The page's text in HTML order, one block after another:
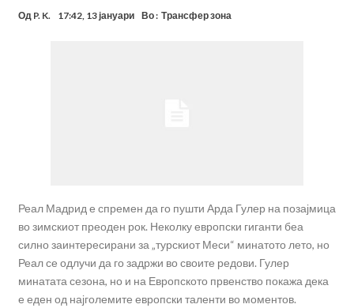
Од P. K. 17:42, 13 јануари Во : Трансфер зона
Реал Мадрид е спремен да го пушти Арда Гулер на позајмица
во зимскиот преоден рок. Неколку европски гиганти беа
силно заинтересирани за „турскиот Меси“ минатото лето, но
Реал се одлучи да го задржи во своите редови. Гулер
минатата сезона, но и на Европското првенство покажа дека
е еден од најголемите европски таленти во моментов.